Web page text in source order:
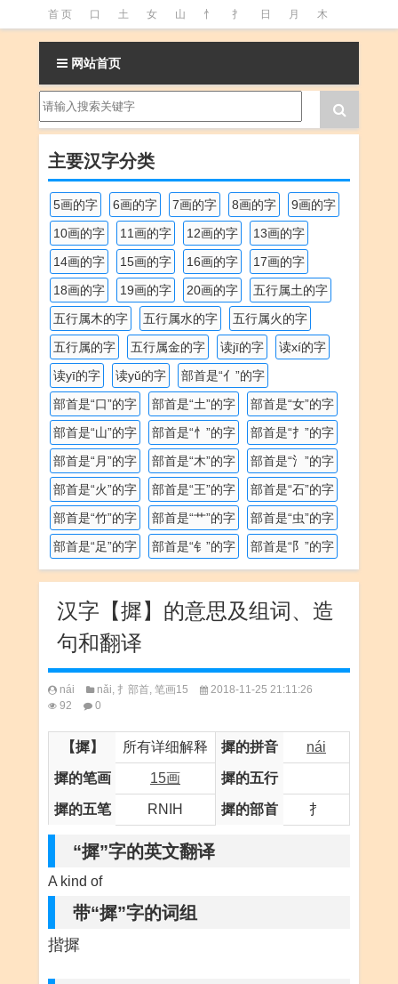
首 页 口 土 女 山 忄 扌 日 月 木
氵 火 王 石 竹 糹 艹 虫 言 足
阝 魚
网站首页
主要汉字分类
5画的字 6画的字 7画的字 8画的字
9画的字
10画的字
11画的字 12画的字
13画的字
14画的字
15画的字 16画的字
17画的字
18画的字
19画的字 20画的字
五行属土的字
五行属木的字
五行属水的字
五行属火的字
五行属的字
五行属金的字 读jī的字
读xí的字
读yī的字
读yǔ的字
部首是“亻”的字
部首是“口”的字
部首是“土”的字
部首是“女”的字
部首是“山”的字
部首是“忄”的字
部首是“扌”的字
部首是“月”的字
部首是“木”的字
部首是“氵”的字
部首是“火”的字
部首是“王”的字
部首是“石”的字
部首是“竹”的字
部首是“艹”的字
部首是“虫”的字
部首是“足”的字
部首是“钅”的字 部首是“阝”的字
汉字【摨】的意思及组词、造
句和翻译
nái nǎi, 扌部首, 笔画15
2018-11-25 21:11:26
92
0
【摨】 所有详细解释 摨的拼音 nái
摨的笔画 15画 摨的五行
摨的五笔 RNIH 摨的部首 扌
“摨”字的英文翻译
A kind of
带“摨”字的词组
揩摨